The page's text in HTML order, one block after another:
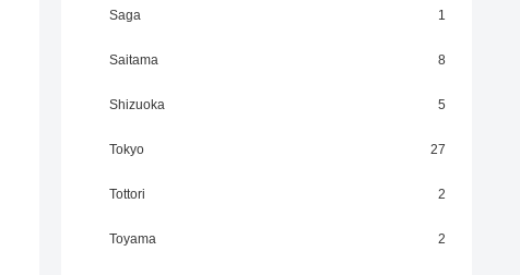
Saga 1
Saitama 8
Shizuoka 5
Tokyo 27
Tottori 2
Toyama 2